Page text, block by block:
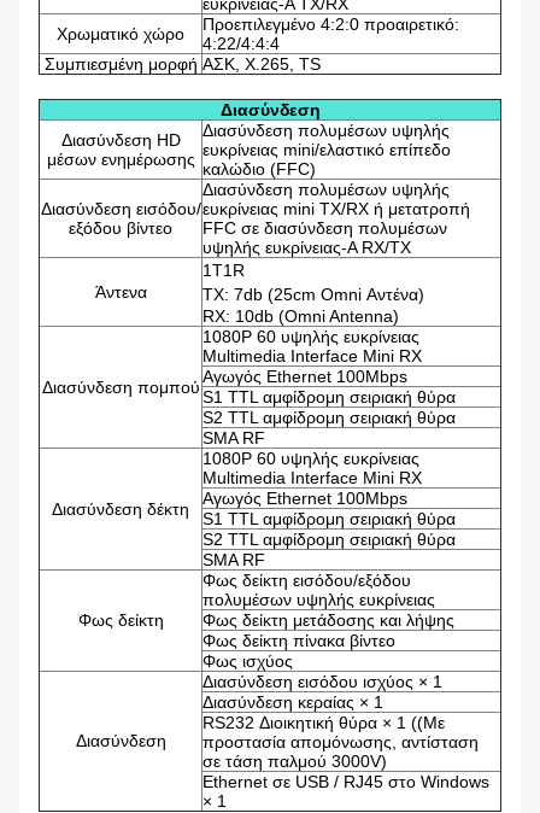
ευκρίνειας-A TX/RX
Χρωματικό χώρο
Προεπιλεγμένο 4:2:0 προαιρετικό:
4:22/4:4:4
Συμπιεσμένη μορφή ΑΣΚ, Χ.265, TS
Διασύνδεση
Διασύνδεση HD
μέσων ενημέρωσης
Διασύνδεση πολυμέσων υψηλής
ευκρίνειας mini/ελαστικό επίπεδο
καλώδιο (FFC)
Διασύνδεση εισόδου/
εξόδου βίντεο
Διασύνδεση πολυμέσων υψηλής
ευκρίνειας mini TX/RX ή μετατροπή
FFC σε διασύνδεση πολυμέσων
υψηλής ευκρίνειας-A RX/TX
Άντενα
1Τ1R
TX: 7db (25cm Omni Αντένα)
RX: 10db (Omni Antenna)
Διασύνδεση πομπού
1080P 60 υψηλής ευκρίνειας
Multimedia Interface Mini RX
Αγωγός Ethernet 100Mbps
S1 TTL αμφίδρομη σειριακή θύρα
S2 TTL αμφίδρομη σειριακή θύρα
SMA RF
Διασύνδεση δέκτη
1080P 60 υψηλής ευκρίνειας
Multimedia Interface Mini RX
Αγωγός Ethernet 100Mbps
S1 TTL αμφίδρομη σειριακή θύρα
S2 TTL αμφίδρομη σειριακή θύρα
SMA RF
Φως δείκτη
Φως δείκτη εισόδου/εξόδου
πολυμέσων υψηλής ευκρίνειας
Φως δείκτη μετάδοσης και λήψης
Φως δείκτη πίνακα βίντεο
Φως ισχύος
Διασύνδεση
Διασύνδεση εισόδου ισχύος × 1
Διασύνδεση κεραίας × 1
RS232 Διοικητική θύρα × 1 ((Με
προστασία απομόνωσης, αντίσταση
σε τάση παλμού 3000V)
Ethernet σε USB / RJ45 στο Windows
× 1